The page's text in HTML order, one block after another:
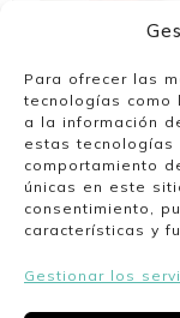
Para ofrecer las
tecnologías como
a la información
estas tecnologías
comportamiento
únicas en este
consentimiento,
características y
Gestionar los